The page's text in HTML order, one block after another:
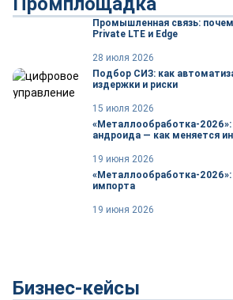
Промышленная связь:
Private LTE и Edge
28 июля 2026
Подбор СИЗ: как
издержки и риски
15 июля 2026
«Металлообработка-
андроида — как меняется
19 июня 2026
«Металлообработка-
импорта
19 июня 2026
Бизнес-кейсы